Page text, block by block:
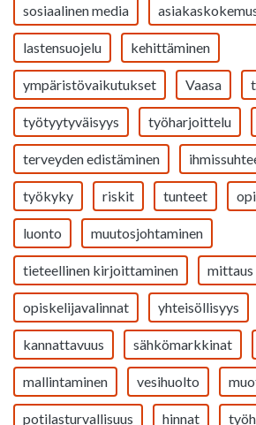
sosiaalinen media
lastensuojelu kehittäminen
ympäristövaikutukset Vaasa
työtyytyväisyys työharjoittelu
terveyden edistäminen
työkyky riskit tunteet
luonto muutosjohtaminen
tieteellinen kirjoittaminen mittaus
opiskelijavalinnat yhteisöllisyys
kannattavuus sähkömarkkinat
mallintaminen vesihuolto
potilasturvallisuus hinnat